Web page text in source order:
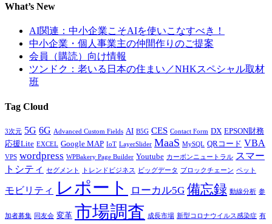
What’s New
AI関連：中小企業こそAIを使いこなすべき！
中小企業・個人事業主の仲間作りのご提案
会員（購読）向け情報
ツンドク：老いる日本の住まい／NHKスペシャル取材
班
Tag Cloud
3次元 5G 6G Advanced Custom Fields AI B5G CES Contact Form DX EPSON財務
応援Lite EXCEL Google MAP IoT LayerSlider MaaS MySQL QRコード VBA
VPS wordpress WPBakery Page Builder Youtube カーボンニュートラル スマー
トシティ
セグメント トレンドビジネス ビッグデータ ブロックチェーン ペット
モビリティ レポート ローカル5G 備忘録 動線分析 参
加者募集 同友会 変革 市場調査 成長市場 新型コロナウイルス感染症 有